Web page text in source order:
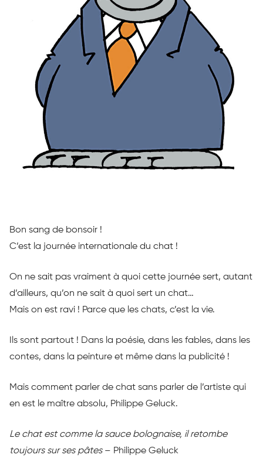
Bon sang de bonsoir !
C’est la journée internationale du chat !
On ne sait pas vraiment à quoi cette journée sert, autant
d’ailleurs, qu’on ne sait à quoi sert un chat…
Mais on est ravi ! Parce que les chats, c’est la vie.
Ils sont partout ! Dans la poésie, dans les fables, dans les
contes, dans la peinture et même dans la publicité !
Mais comment parler de chat sans parler de l’artiste qui
en est le maître absolu, Philippe Geluck.
Le chat est comme la sauce bolognaise, il retombe
toujours sur ses pâtes – Philippe Geluck